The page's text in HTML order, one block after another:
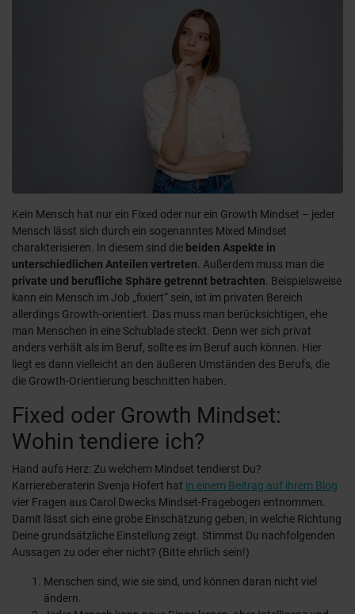
Kein Mensch hat nur ein Fixed oder nur ein Growth Mindset – jeder
Mensch lässt sich durch ein sogenanntes Mixed Mindset
charakterisieren. In diesem sind die beiden Aspekte in
unterschiedlichen Anteilen vertreten . Außerdem muss man die
private und berufliche Sphäre getrennt betrachten . Beispielsweise
kann ein Mensch im Job „fixiert“ sein, ist im privaten Bereich
allerdings Growth-orientiert. Das muss man berücksichtigen, ehe
man Menschen in eine Schublade steckt. Denn wer sich privat
anders verhält als im Beruf, sollte es im Beruf auch können. Hier
liegt es dann vielleicht an den äußeren Umständen des Berufs, die
die Growth-Orientierung beschnitten haben.
Fixed oder Growth Mindset:
Wohin tendiere ich?
Hand aufs Herz: Zu welchem Mindset tendierst Du?
Karriereberaterin Svenja Hofert hat in einem Beitrag auf ihrem Blog
vier Fragen aus Carol Dwecks Mindset-Fragebogen entnommen.
Damit lässt sich eine grobe Einschätzung geben, in welche Richtung
Deine grundsätzliche Einstellung zeigt. Stimmst Du nachfolgenden
Aussagen zu oder eher nicht? (Bitte ehrlich sein!)
Menschen sind, wie sie sind, und können daran nicht viel
ändern.